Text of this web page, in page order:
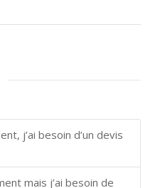
j’ai besoin d’un devis
mais j’ai besoin de